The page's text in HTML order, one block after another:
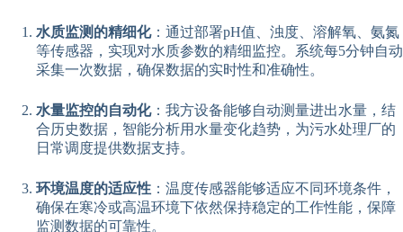
水质监测的精细化：通过部署pH值、浊度、溶解氧、氨氮
等传感器，实现对水质参数的精细监控。系统每5分钟自动
采集一次数据，确保数据的实时性和准确性。
水量监控的自动化：我方设备能够自动测量进出水量，结
合历史数据，智能分析用水量变化趋势，为污水处理厂的
日常调度提供数据支持。
环境温度的适应性 ：温度传感器能够适应不同环境条件，
确保在寒冷或高温环境下依然保持稳定的工作性能，保障
监测数据的可靠性。